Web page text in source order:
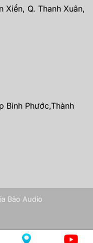
Xiển, Q. Thanh Xuân,
Bình Phước,Thành
Bảo Audio